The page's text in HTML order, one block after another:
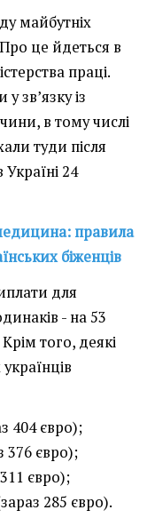
майбутніх
це йдеться в
праці.
зв’язку із
в тому числі
туди після
24
правила
біженців
для
- на 53
того, деякі
404 євро);
376 євро);
євро);
285 євро).